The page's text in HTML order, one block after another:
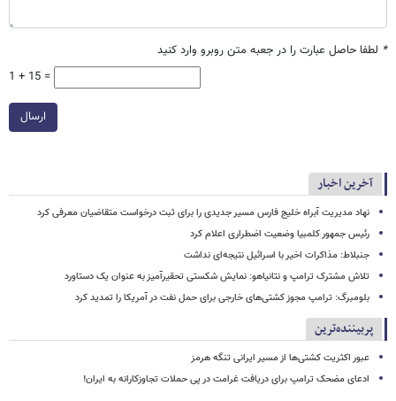
* لطفا حاصل عبارت را در جعبه متن روبرو وارد کنید
1 + 15 =
ارسال
آخرین اخبار
نهاد مدیریت آبراه خلیج فارس مسیر جدیدی را برای ثبت درخواست متقاضیان معرفی کرد
رئیس جمهور کلمبیا وضعیت اضطراری اعلام کرد
جنبلاط: مذاکرات اخیر با اسرائیل نتیجه‌ای نداشت
تلاش مشترک ترامپ و نتانیاهو: نمایش شکستی تحقیرآمیز به عنوان یک دستاورد
بلومبرگ: ترامپ مجوز کشتی‌های خارجی برای حمل نفت در آمریکا را تمدید کرد
پربیننده‌ترین
عبور اکثریت کشتی‌ها از مسیر ایرانی تنگه هرمز
ادعای مضحک ترامپ برای دریافت غرامت در پی حملات تجاوزکارانه به ایران!